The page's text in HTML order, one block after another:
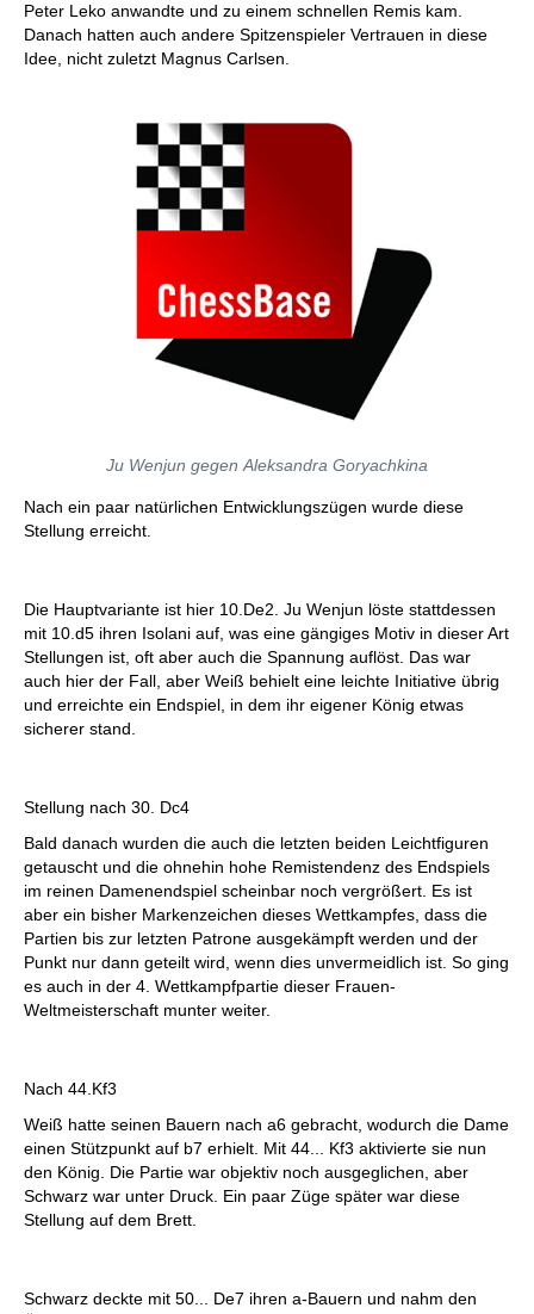
Peter Leko anwandte und zu einem schnellen Remis kam.
Danach hatten auch andere Spitzenspieler Vertrauen in diese
Idee, nicht zuletzt Magnus Carlsen.
Ju Wenjun gegen Aleksandra Goryachkina
Nach ein paar natürlichen Entwicklungszügen wurde diese
Stellung erreicht.
Die Hauptvariante ist hier 10.De2. Ju Wenjun löste stattdessen
mit 10.d5 ihren Isolani auf, was eine gängiges Motiv in dieser Art
Stellungen ist, oft aber auch die Spannung auflöst. Das war
auch hier der Fall, aber Weiß behielt eine leichte Initiative übrig
und erreichte ein Endspiel, in dem ihr eigener König etwas
sicherer stand.
Stellung nach 30. Dc4
Bald danach wurden die auch die letzten beiden Leichtfiguren
getauscht und die ohnehin hohe Remistendenz des Endspiels
im reinen Damenendspiel scheinbar noch vergrößert. Es ist
aber ein bisher Markenzeichen dieses Wettkampfes, dass die
Partien bis zur letzten Patrone ausgekämpft werden und der
Punkt nur dann geteilt wird, wenn dies unvermeidlich ist. So ging
es auch in der 4. Wettkampfpartie dieser Frauen-
Weltmeisterschaft munter weiter.
Nach 44.Kf3
Weiß hatte seinen Bauern nach a6 gebracht, wodurch die Dame
einen Stützpunkt auf b7 erhielt. Mit 44... Kf3 aktivierte sie nun
den König. Die Partie war objektiv noch ausgeglichen, aber
Schwarz war unter Druck. Ein paar Züge später war diese
Stellung auf dem Brett.
Schwarz deckte mit 50... De7 ihren a-Bauern und nahm den